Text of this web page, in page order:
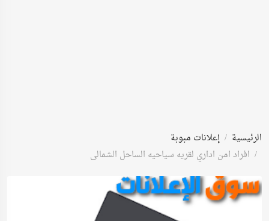
الرئيسية
إعلانات مبوبة
افراد امن اداري لقريه سياحيه الساحل الشمالى